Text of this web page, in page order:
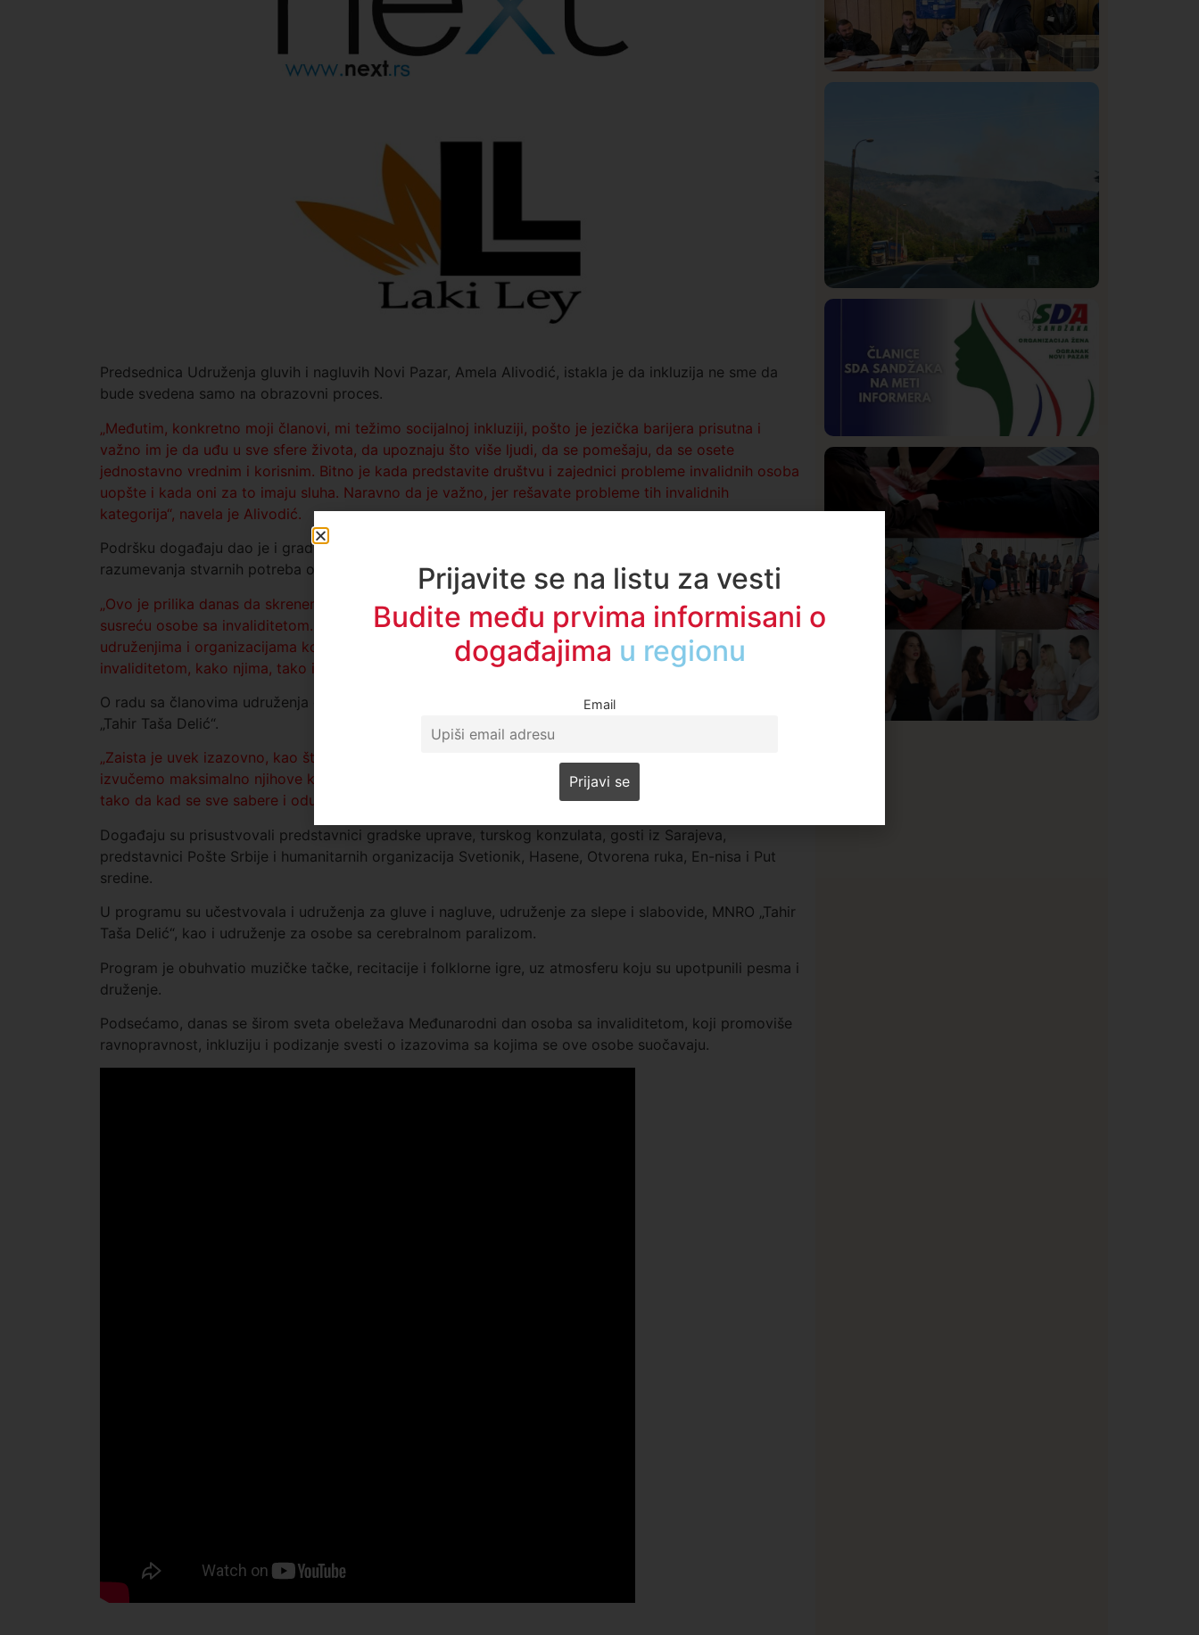
Predsednica Udruženja gluvih i nagluvih Novi Pazar, Amela Alivodić, istakla je da inkluzija ne sme da
bude svedena samo na obrazovni proces.
„Međutim, konkretno moji članovi, mi težimo socijalnoj inkluziji, pošto je jezička barijera prisutna i
važno im je da uđu u sve sfere života, da upoznaju što više ljudi, da se pomešaju, da se osete
jednostavno vrednim i korisnim. Bitno je kada predstavite društvu i zajednici probleme invalidnih osoba
uopšte i kada oni za to imaju sluha. Naravno da je važno, jer rešavate probleme tih invalidnih
kategorija“, navela je Alivodić.
Podršku događaju dao je i gradonačelnik Novog Pazara,
razumevanja stvarnih potreba ovih sugrađana.
„Ovo je prilika danas da skrenemo pažnju naše lokalne zajednice na prave potrebe i izazove s kojima se
susreću osobe sa invaliditetom. Ovo je prilika da kažem i da se zahvalim svim zaposlenima u
udruženjima i organizacijama koji na različite načine doprinose da unapređuju život osoba sa
invaliditetom, kako njima, tako i njihovim porodicama“,
rekao je Biševac.
O radu sa članovima udruženja govorila je i
, psihološkinja i zaposlena u udruženju MNRO
„Tahir Taša Delić“.
„Zaista je uvek izazovno, kao što je i sam rad sa njima izazovan, ali mi smo tu da se potrudimo da
izvučemo maksimalno njihove kapacitete. Oni uživaju u svim numerama, kao što ste mogli da vidite,
tako da kad se sve sabere i oduzme, više je uživanja nego što je bilo teškoća“,poručila je Milić.
Događaju su prisustvovali predstavnici gradske uprave, turskog konzulata, gosti iz Sarajeva,
predstavnici Pošte Srbije i humanitarnih organizacija Svetionik, Hasene, Otvorena ruka, En-nisa i Put
sredine.
U programu su učestvovala i udruženja za gluve i nagluve, udruženje za slepe i slabovide, MNRO „Tahir
Taša Delić“, kao i udruženje za osobe sa cerebralnom paralizom.
Program je obuhvatio muzičke tačke, recitacije i folklorne igre, uz atmosferu koju su upotpunili pesma i
druženje.
Podsećamo, danas se širom sveta obeležava Međunarodni dan osoba sa invaliditetom, koji promoviše
ravnopravnost, inkluziju i podizanje svesti o izazovima sa kojima se ove osobe suočavaju.
Požar od Magliča do Ušća, brda u
plamenu – vatrogasci na terenu
Politika 170
Organizacija žena SDA Sandžaka osudila
tekst Informera o Anisi Fetahović i Adeli
Prijavite se na listu za vesti
Budite među prvima informisani o
događajima u regionu
Email